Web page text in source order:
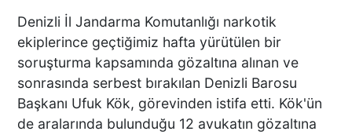
Denizli İl Jandarma Komutanlığı narkotik
ekiplerince geçtiğimiz hafta yürütülen bir
soruşturma kapsamında gözaltına alınan ve
sonrasında serbest bırakılan Denizli Barosu
Başkanı Ufuk Kök, görevinden istifa etti. Kök'ün
de aralarında bulunduğu 12 avukatın gözaltına